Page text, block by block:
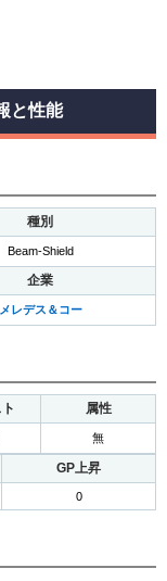
と性能
種別
Beam-Shield
企業
メレデス＆コー
属性
無
GP上昇
0